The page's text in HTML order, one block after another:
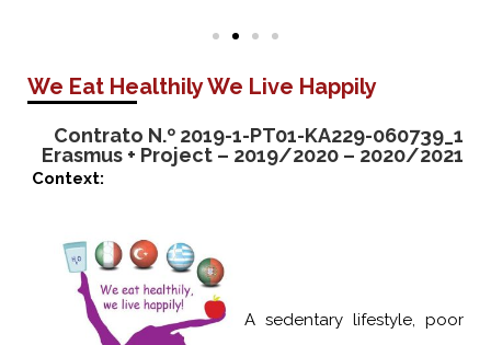
We Eat Healthily We Live Happily
Contrato N.º 2019-1-PT01-KA229-060739_1
Erasmus + Project – 2019/2020 – 2020/2021
Context:
A sedentary lifestyle, poor